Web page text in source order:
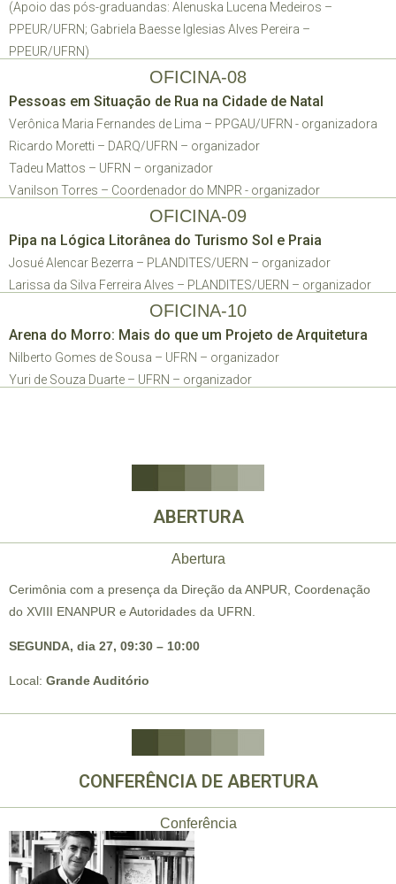
(Apoio das pós-graduandas: Alenuska Lucena Medeiros –
PPEUR/UFRN; Gabriela Baesse Iglesias Alves Pereira –
PPEUR/UFRN)
OFICINA-08
Pessoas em Situação de Rua na Cidade de Natal
Verônica Maria Fernandes de Lima – PPGAU/UFRN - organizadora
Ricardo Moretti – DARQ/UFRN – organizador
Tadeu Mattos – UFRN – organizador
Vanilson Torres – Coordenador do MNPR - organizador
OFICINA-09
Pipa na Lógica Litorânea do Turismo Sol e Praia
Josué Alencar Bezerra – PLANDITES/UERN – organizador
Larissa da Silva Ferreira Alves – PLANDITES/UERN – organizador
OFICINA-10
Arena do Morro: Mais do que um Projeto de Arquitetura
Nilberto Gomes de Sousa – UFRN – organizador
Yuri de Souza Duarte – UFRN – organizador
ABERTURA
Abertura
Cerimônia com a presença da Direção da ANPUR, Coordenação
do XVIII ENANPUR e Autoridades da UFRN.
SEGUNDA, dia 27, 09:30 – 10:00
Local: Grande Auditório
CONFERÊNCIA DE ABERTURA
Conferência